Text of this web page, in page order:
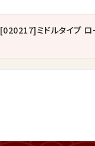
[020217]ミドルタイプ